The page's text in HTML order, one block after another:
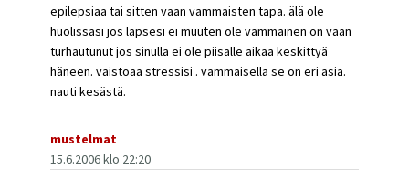
epilepsiaa tai sitten vaan vammaisten tapa. älä ole
huolissasi jos lapsesi ei muuten ole vammainen on vaan
turhautunut jos sinulla ei ole piisalle aikaa keskittyä
häneen. vaistoaa stressisi . vammaisella se on eri asia.
nauti kesästä.
mustelmat
15.6.2006 klo 22:20